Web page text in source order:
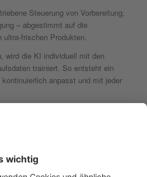
Steuerung von Vorbereitung,
– abgestimmt auf die
frischen Produkten.
wird die KI individuell mit den
trainiert. So entsteht ein
anpasst und mit jeder
im Bestellprozess